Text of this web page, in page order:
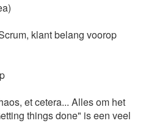
klant belang voorop
et cetera... Alles om het
things done" is een veel